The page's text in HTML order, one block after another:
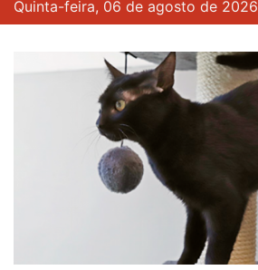
Quinta-feira, 06 de agosto de 2026